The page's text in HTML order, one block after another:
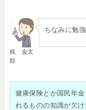
税 金太
郎
ちなみに勉
健康保険とか国民年
れるものの知識が欠